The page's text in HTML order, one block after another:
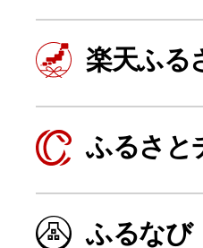
寄付上限額
楽天ふる
ふるさと
ふるなび